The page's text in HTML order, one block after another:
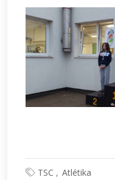
TSC
Atlétika